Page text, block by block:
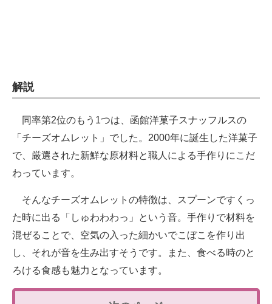
解説
同率第2位のもう1つは、函館洋菓子スナッフルスの
「チーズオムレット」でした。2000年に誕生した洋菓子
で、厳選された新鮮な原材料と職人による手作りにこだ
わっています。
そんなチーズオムレットの特徴は、スプーンですくっ
た時に出る「しゅわわわっ」という音。手作りで材料を
混ぜることで、空気の入った細かいでこぼこを作り出
し、それが音を生み出すそうです。また、食べる時のと
ろける食感も魅力となっています。